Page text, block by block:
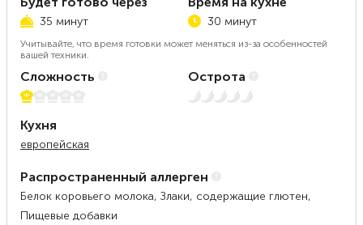
35 минут 30 минут
Учитывайте, что время готовки может меняться из-за особенностей
вашей техники.
Сложность
1 из 5
Острота
Нет остроты
Кухня
европейская
Распространенный аллерген
Белок коровьего молока, Злаки, содержащие глютен,
Пищевые добавки